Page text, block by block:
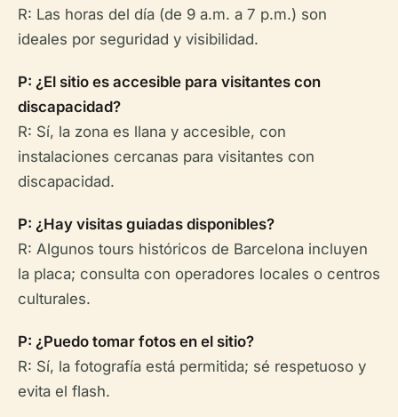
R: Las horas del día (de 9 a.m. a 7 p.m.) son
ideales por seguridad y visibilidad.
P: ¿El sitio es accesible para visitantes con
discapacidad?
R: Sí, la zona es llana y accesible, con
instalaciones cercanas para visitantes con
discapacidad.
P: ¿Hay visitas guiadas disponibles?
R: Algunos tours históricos de Barcelona incluyen
la placa; consulta con operadores locales o centros
culturales.
P: ¿Puedo tomar fotos en el sitio?
R: Sí, la fotografía está permitida; sé respetuoso y
evita el flash.